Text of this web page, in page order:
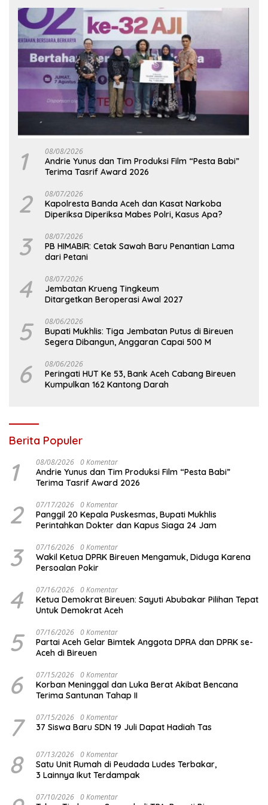
1 08/08/2026
Andrie Yunus dan Tim Produksi Film “Pesta Babi”
Terima Tasrif Award 2026
2 08/07/2026
Kapolresta Banda Aceh dan Kasat Narkoba
Diperiksa Diperiksa Mabes Polri, Kasus Apa?
3 08/07/2026
PB HIMABIR: Cetak Sawah Baru Penantian Lama
dari Petani
4 08/07/2026
Jembatan Krueng Tingkeum
Ditargetkan Beroperasi Awal 2027
5 08/06/2026
Bupati Mukhlis: Tiga Jembatan Putus di Bireuen
Segera Dibangun, Anggaran Capai 500 M
6 08/06/2026
Peringati HUT Ke 53, Bank Aceh Cabang Bireuen
Kumpulkan 162 Kantong Darah
Berita Populer
1 08/08/2026 0 Komentar
Andrie Yunus dan Tim Produksi Film “Pesta Babi”
Terima Tasrif Award 2026
2 07/17/2026 0 Komentar
Panggil 20 Kepala Puskesmas, Bupati Mukhlis
Perintahkan Dokter dan Kapus Siaga 24 Jam
3 07/16/2026 0 Komentar
Wakil Ketua DPRK Bireuen Mengamuk, Diduga Karena
Persoalan Pokir
4 07/16/2026 0 Komentar
Ketua Demokrat Bireuen: Sayuti Abubakar Pilihan Tepat
Untuk Demokrat Aceh
5 07/16/2026 0 Komentar
Partai Aceh Gelar Bimtek Anggota DPRA dan DPRK se-
Aceh di Bireuen
6 07/15/2026 0 Komentar
Korban Meninggal dan Luka Berat Akibat Bencana
Terima Santunan Tahap II
7 07/15/2026 0 Komentar
37 Siswa Baru SDN 19 Juli Dapat Hadiah Tas
8 07/13/2026 0 Komentar
Satu Unit Rumah di Peudada Ludes Terbakar,
3 Lainnya Ikut Terdampak
07/10/2026 0 Komentar